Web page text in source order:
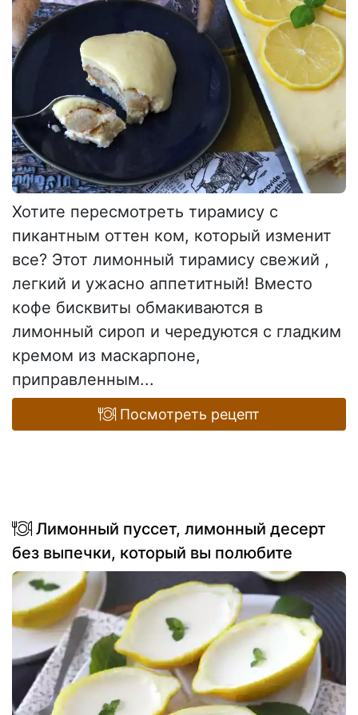
Хотите пересмотреть тирамису с
пикантным оттен ком, который изменит
все? Этот лимонный тирамису свежий ,
легкий и ужасно аппетитный! Вместо
кофе бисквиты обмакиваются в
лимонный сироп и чередуются с гладким
кремом из маскарпоне,
приправленным...
Посмотреть рецепт
Лимонный пуссет, лимонный десерт
без выпечки, который вы полюбите